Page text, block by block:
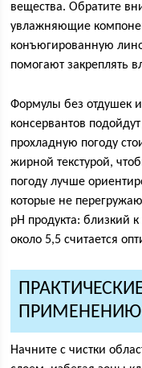
вещества. Обратите
увлажняющие
конъюгированную
помогают закреплять
Формулы без отдушек
консервантов
прохладную погоду
жирной текстурой,
погоду лучше
которые не
pH продукта: близкий
около 5,5 считается
ПРИМЕНЕНИЮ
Начните с чистки